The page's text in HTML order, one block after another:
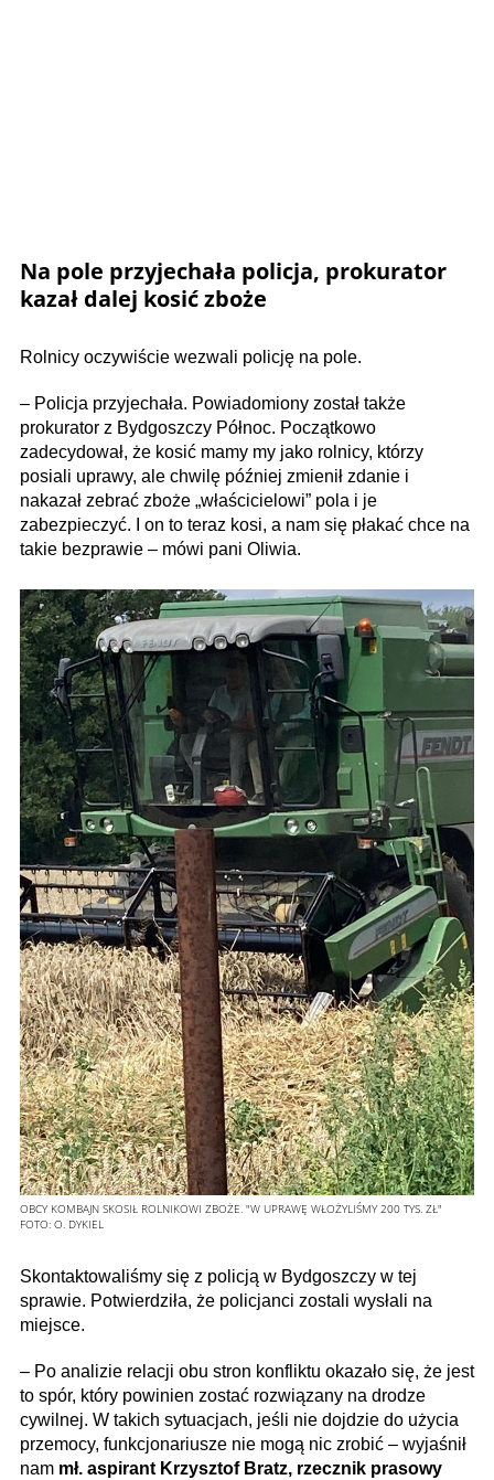
Na pole przyjechała policja, prokurator
kazał dalej kosić zboże
Rolnicy oczywiście wezwali policję na pole.
– Policja przyjechała. Powiadomiony został także
prokurator z Bydgoszczy Północ. Początkowo
zadecydował, że kosić mamy my jako rolnicy, którzy
posiali uprawy, ale chwilę później zmienił zdanie i
nakazał zebrać zboże „właścicielowi” pola i je
zabezpieczyć. I on to teraz kosi, a nam się płakać chce na
takie bezprawie – mówi pani Oliwia.
OBCY KOMBAJN SKOSIŁ ROLNIKOWI ZBOŻE. "W UPRAWĘ WŁOŻYLIŚMY 200 TYS. ZŁ"
FOTO: O. DYKIEL
Skontaktowaliśmy się z policją w Bydgoszczy w tej
sprawie. Potwierdziła, że policjanci zostali wysłali na
miejsce.
– Po analizie relacji obu stron konfliktu okazało się, że jest
to spór, który powinien zostać rozwiązany na drodze
cywilnej. W takich sytuacjach, jeśli nie dojdzie do użycia
przemocy, funkcjonariusze nie mogą nic zrobić – wyjaśnił
nam mł. aspirant Krzysztof Bratz, rzecznik prasowy